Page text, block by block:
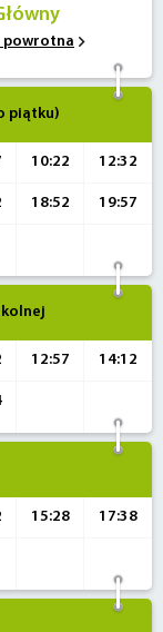
powrotna
piątku)
10:22 12:32
18:52 19:57
12:57 14:12
15:28 17:38